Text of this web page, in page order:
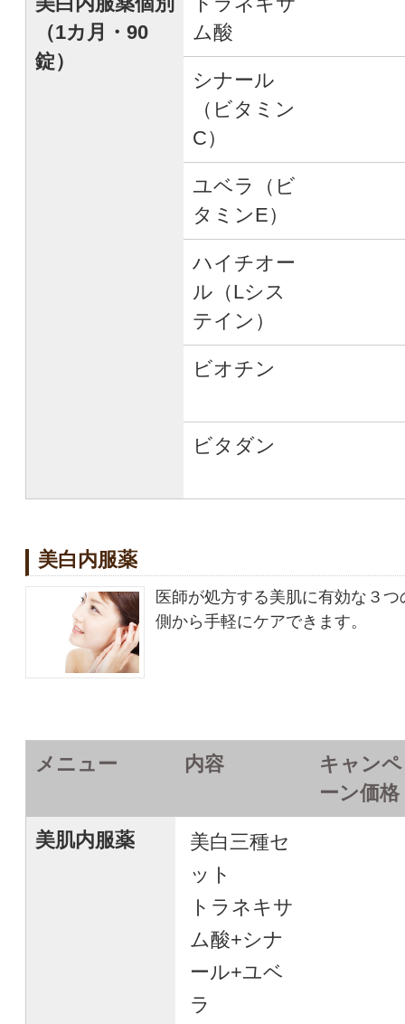
（1カ月・90
錠）
ム酸
シナール
（ビタミン
C）
ユベラ（ビ
タミンE）
ハイチオー
ル（Lシス
テイン）
ビオチン
ビタダン
美白内服薬
医師が処方する美肌に有効な３
側から手軽にケアできます。
メニュー 内容
キャンペ
ーン価格
美肌内服薬
美白三種セ
ット
トラネキサ
ム酸+シナ
ール+ユベ
ラ